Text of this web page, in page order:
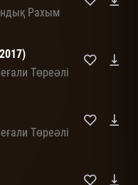
Рахым
Төреәлі
Төреәлі